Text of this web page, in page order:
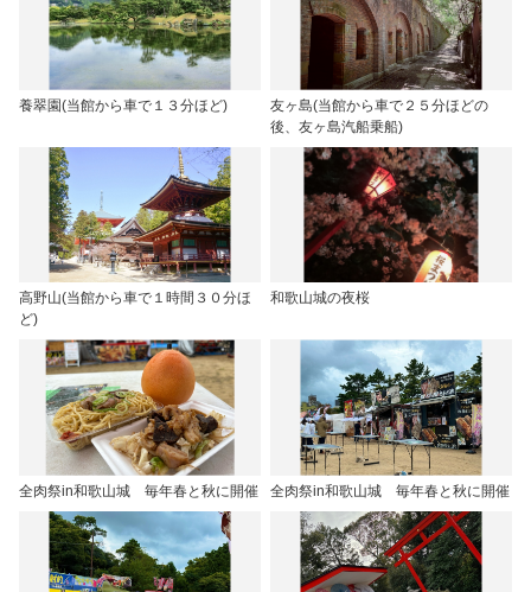
養翠園(当館から車で１３分ほど)
友ヶ島(当館から車で２５分ほどの
後、友ヶ島汽船乗船)
高野山(当館から車で１時間３０分ほ
ど)
和歌山城の夜桜
全肉祭in和歌山城 毎年春と秋に開催 全肉祭in和歌山城 毎年春と秋に開催